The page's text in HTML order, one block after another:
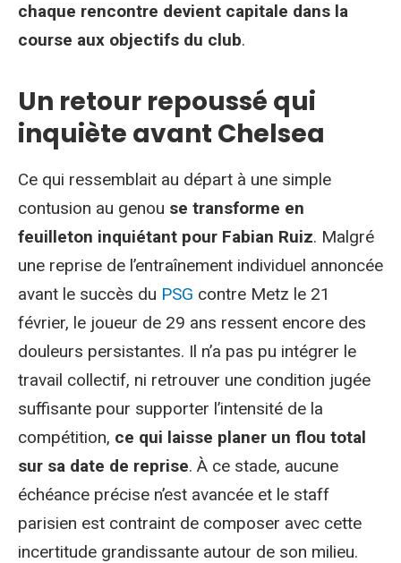
chaque rencontre devient capitale dans la
course aux objectifs du club.
Un retour repoussé qui
inquiète avant Chelsea
Ce qui ressemblait au départ à une simple
contusion au genou se transforme en
feuilleton inquiétant pour Fabian Ruiz. Malgré
une reprise de l’entraînement individuel annoncée
avant le succès du PSG contre Metz le 21
février, le joueur de 29 ans ressent encore des
douleurs persistantes. Il n’a pas pu intégrer le
travail collectif, ni retrouver une condition jugée
suffisante pour supporter l’intensité de la
compétition, ce qui laisse planer un flou total
sur sa date de reprise. À ce stade, aucune
échéance précise n’est avancée et le staff
parisien est contraint de composer avec cette
incertitude grandissante autour de son milieu.